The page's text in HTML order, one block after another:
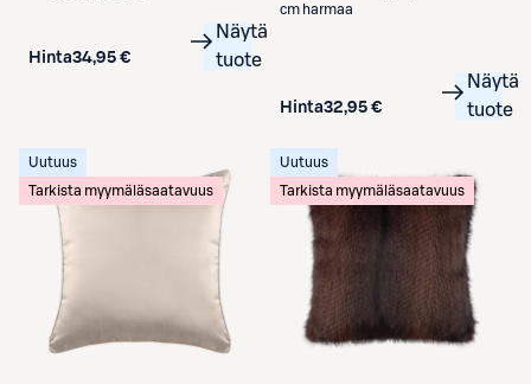
Hinta34,95 €
Näytä
tuote
cm harmaa
Hinta32,95 €
Näytä
tuote
Uutuus
Tarkista myymäläsaatavuus
Uutuus
Tarkista myymäläsaatavuus